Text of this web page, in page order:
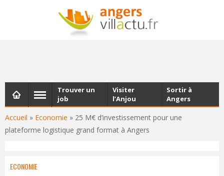
NEWSLETTER
Les dernières actualités d'Angers, chaque vendredi dans
Accueil » Economie » 25 M€ d’investissement pour une
plateforme logistique grand format à Angers
Trouver un
job
Visiter
l’Anjou
Sortir à
Angers
ECONOMIE